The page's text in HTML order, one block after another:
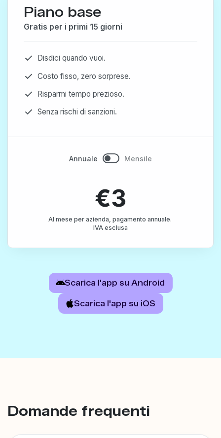
Piano base
Gratis per i primi 15 giorni
Disdici quando vuoi.
Costo fisso, zero sorprese.
Risparmi tempo prezioso.
Senza rischi di sanzioni.
Annuale Mensile
€3
Al mese per azienda, pagamento annuale.
IVA esclusa
Scarica l'app su Android
Scarica l'app su iOS
Domande frequenti